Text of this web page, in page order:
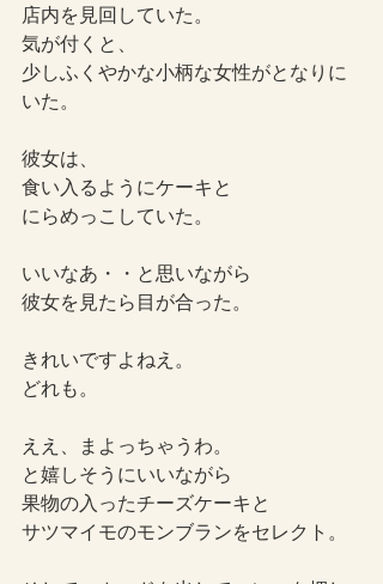
店内を見回していた。
気が付くと、
少しふくやかな小柄な女性がとなりに
いた。
彼女は、
食い入るようにケーキと
にらめっこしていた。
いいなあ・・と思いながら
彼女を見たら目が合った。
きれいですよねえ。
どれも。
ええ、まよっちゃうわ。
と嬉しそうにいいながら
果物の入ったチーズケーキと
サツマイモのモンブランをセレクト。